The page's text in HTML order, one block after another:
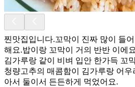
찐맛집입니다.꼬막이 진짜 많이 들
해요.밥이랑 꼬막이 거의 반반 이에
김가루랑 같이 비벼 입안 한가득 꼬
청량고추의 매콤함이 김가루랑 어
아서 둘이서 든든하게 먹었어요.